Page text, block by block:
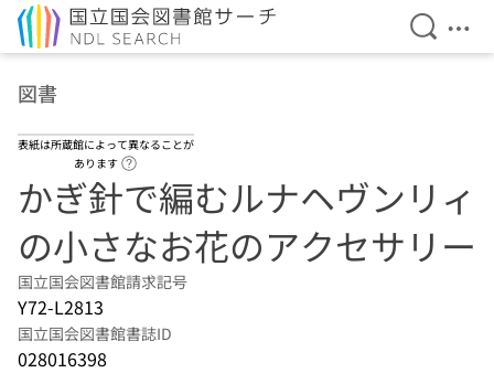
検索を
メ
図書
表紙は所蔵館によって異なることが
あります
かぎ針で編むルナヘヴンリィ
の小さなお花のアクセサリー
国立国会図書館請求記号
Y72-L2813
国立国会図書館書誌ID
028016398